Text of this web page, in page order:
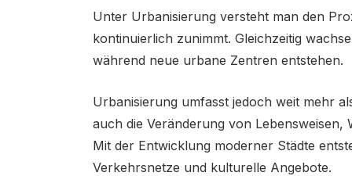
Unter Urbanisierung versteht man den
kontinuierlich zunimmt. Gleichzeitig
während neue urbane Zentren entstehen.
Urbanisierung umfasst jedoch weit mehr
auch die Veränderung von
Mit der Entwicklung moderner Städte
Verkehrsnetze und kulturelle Angebote.